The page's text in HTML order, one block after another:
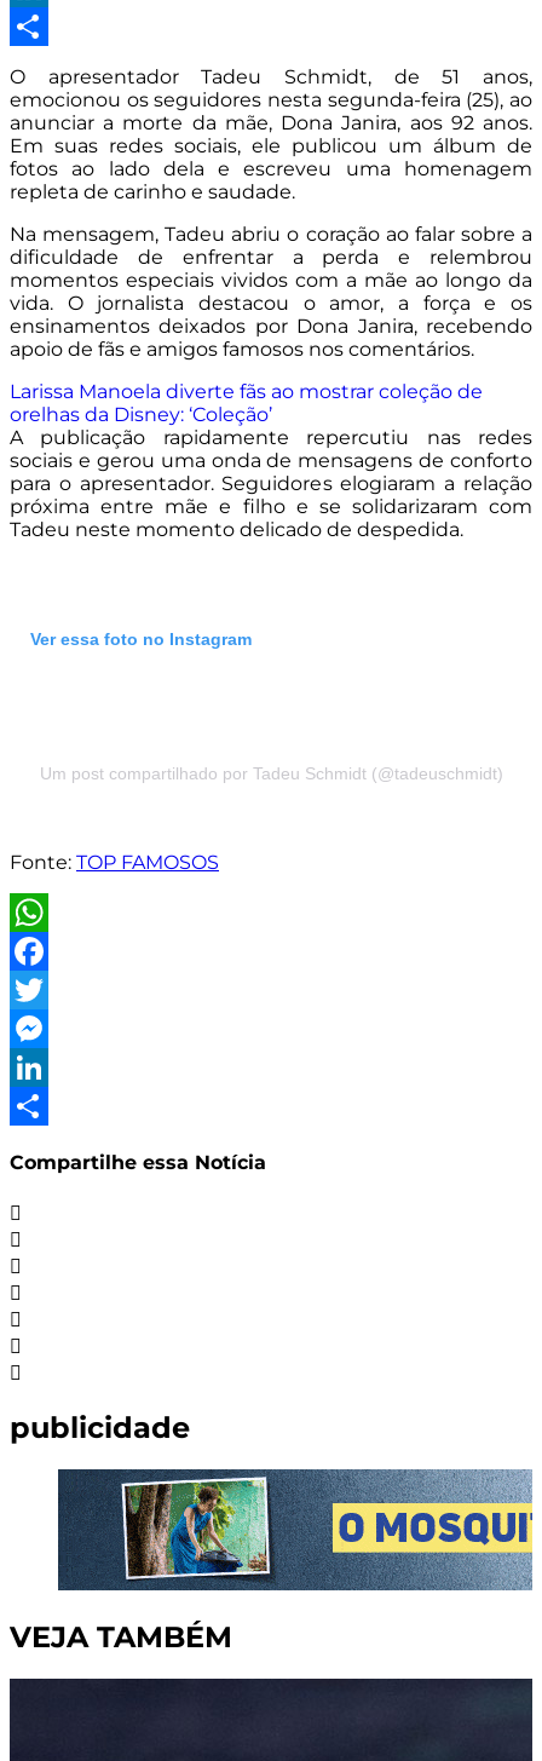
LinkedIn
Share
O apresentadorTadeu Schmidt, de 51 anos,
emocionou os seguidores nesta segunda-feira (25), ao
anunciar a morte da mãe, Dona Janira, aos 92 anos.
Em suas redes sociais, ele publicou um álbum de
fotos ao lado dela e escreveu uma homenagem
repleta de carinho e saudade.
Na mensagem, Tadeu abriu o coração ao falar sobre a
dificuldade de enfrentar a perda e relembrou
momentos especiais vividos com a mãe ao longo da
vida. O jornalista destacou o amor, a força e os
ensinamentos deixados por Dona Janira, recebendo
apoio de fãs e amigos famosos nos comentários.
Larissa Manoela diverte fãs ao mostrar coleção de
orelhas da Disney: ‘Coleção’
A publicação rapidamente repercutiu nas redes
sociais e gerou uma onda de mensagens de conforto
para o apresentador. Seguidores elogiaram a relação
próxima entre mãe e filho e se solidarizaram com
Tadeu neste momento delicado de despedida.
Ver essa foto no Instagram
Um post compartilhado por Tadeu Schmidt (@tadeuschmidt)
Fonte: TOP FAMOSOS
WhatsApp
Facebook
Twitter
Messenger
LinkedIn
Compartilhe essa Notícia
publicidade
VEJA TAMBÉM